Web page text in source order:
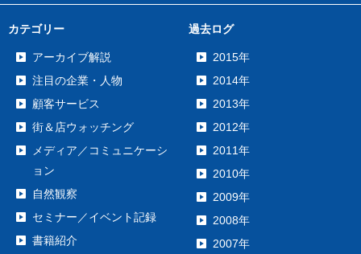
カテゴリー
アーカイブ解説
注目の企業・人物
顧客サービス
街＆店ウォッチング
メディア／コミュニケーシ
ョン
自然観察
セミナー／イベント記録
書籍紹介
過去ログ
2015年
2014年
2013年
2012年
2011年
2010年
2009年
2008年
2007年